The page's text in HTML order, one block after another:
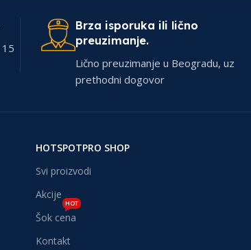
Brza isporuka ili lično
preuzimanje.
Lično preuzimanje u Beogradu, uz
prethodni dogovor
HOTSPOTPRO SHOP
Svi proizvodi
Akcije
Šok cena
HOT
Kontakt